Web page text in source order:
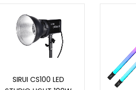
SIRUI CS100 LED